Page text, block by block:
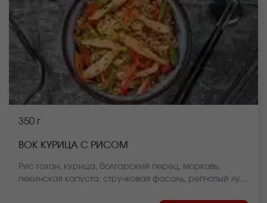
350 г
ВОК КУРИЦА С РИСОМ
Рис гохан, курица, болгарский перец, морковь,
пекинская капуста, стручковая фасоль, репчатый лук,